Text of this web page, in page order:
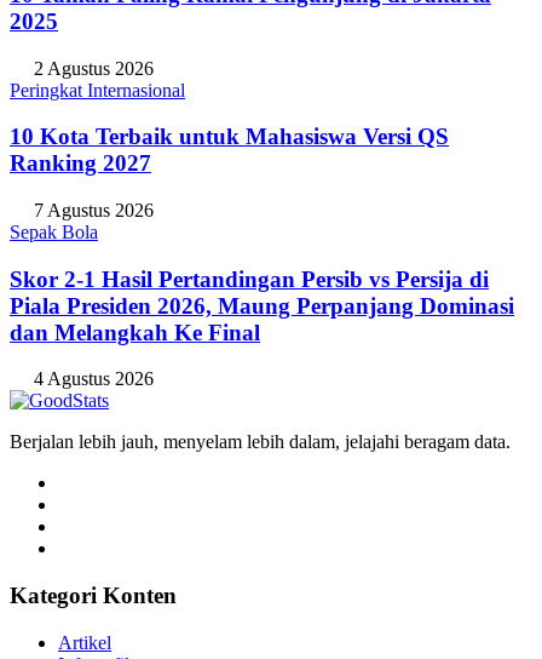
2025
2 Agustus 2026
Peringkat Internasional
10 Kota Terbaik untuk Mahasiswa Versi QS
Ranking 2027
7 Agustus 2026
Sepak Bola
Skor 2-1 Hasil Pertandingan Persib vs Persija di
Piala Presiden 2026, Maung Perpanjang Dominasi
dan Melangkah Ke Final
4 Agustus 2026
Berjalan lebih jauh, menyelam lebih dalam, jelajahi beragam data.
Kategori Konten
Artikel